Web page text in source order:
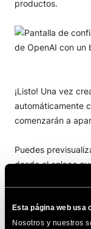
Esta página web usa
Nosotros y nuestros
productos.
¡Listo! Una vez
automáticamente
comenzarán a
Puedes
desde el enlace
También puedes